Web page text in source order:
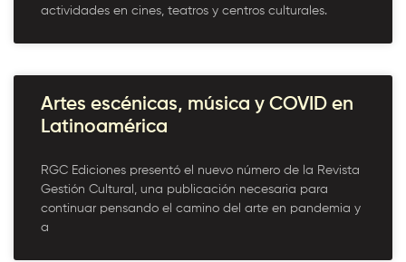
actividades en cines, teatros y centros culturales.
Artes escénicas, música y COVID en
Latinoamérica
RGC Ediciones presentó el nuevo número de la Revista
Gestión Cultural, una publicación necesaria para
continuar pensando el camino del arte en pandemia y
a